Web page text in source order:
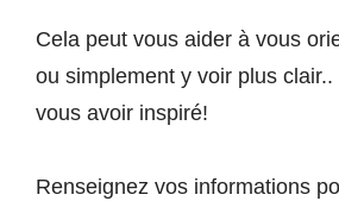
Cela peut vous aider à vous
ou simplement y voir plus
vous avoir inspiré!
Renseignez vos informations